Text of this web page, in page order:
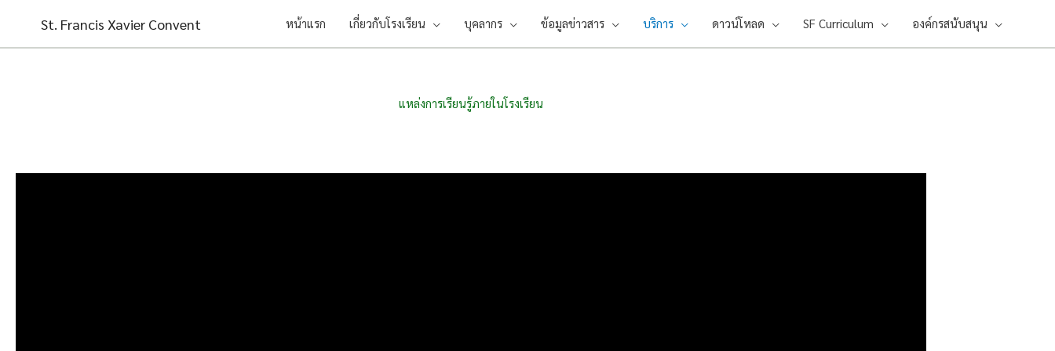
content
St. Francis Xavier Convent หน้าแรก เกี่ยวกับโรงเรียน บุคลากร ข้อมูลข่าวสาร บริการ ดาวน์โหลด SF Curriculum องค์กรสนับสนุน
แหล่งการเรียนรู้ภายในโรงเรียน